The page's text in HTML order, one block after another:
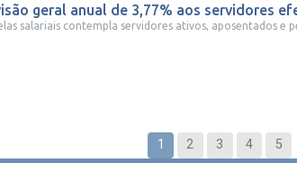
geral anual de 3,77% aos servidores
salariais contempla servidores ativos, aposentados e
1 2 3 4 5